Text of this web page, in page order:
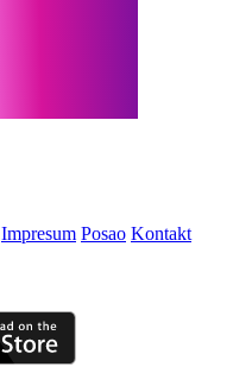
Impresum Posao Kontakt